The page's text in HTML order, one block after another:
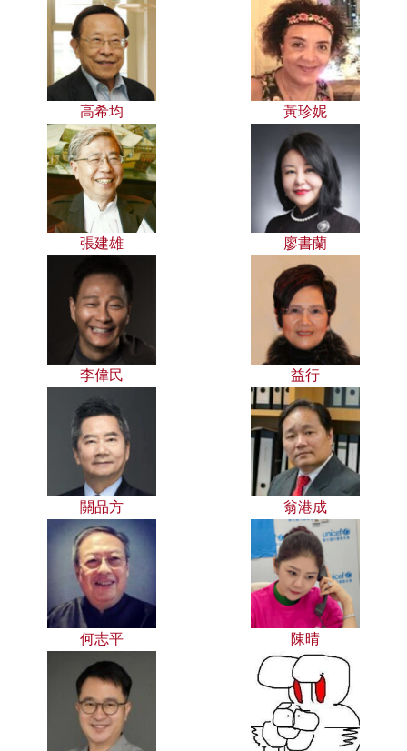
高希均 黃珍妮
張建雄 廖書蘭
李偉民 益行
關品方 翁港成
何志平 陳晴